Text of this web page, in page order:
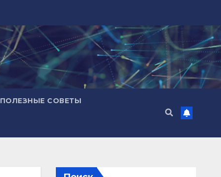
ПОЛЕЗНЫЕ СОВЕТЫ